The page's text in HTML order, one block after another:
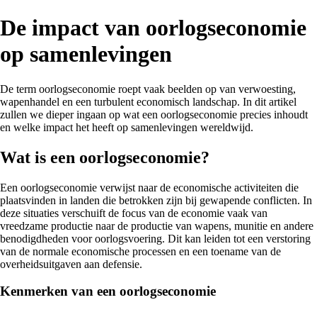
De impact van oorlogseconomie
op samenlevingen
De term oorlogseconomie roept vaak beelden op van verwoesting,
wapenhandel en een turbulent economisch landschap. In dit artikel
zullen we dieper ingaan op wat een oorlogseconomie precies inhoudt
en welke impact het heeft op samenlevingen wereldwijd.
Wat is een oorlogseconomie?
Een oorlogseconomie verwijst naar de economische activiteiten die
plaatsvinden in landen die betrokken zijn bij gewapende conflicten. In
deze situaties verschuift de focus van de economie vaak van
vreedzame productie naar de productie van wapens, munitie en andere
benodigdheden voor oorlogsvoering. Dit kan leiden tot een verstoring
van de normale economische processen en een toename van de
overheidsuitgaven aan defensie.
Kenmerken van een oorlogseconomie